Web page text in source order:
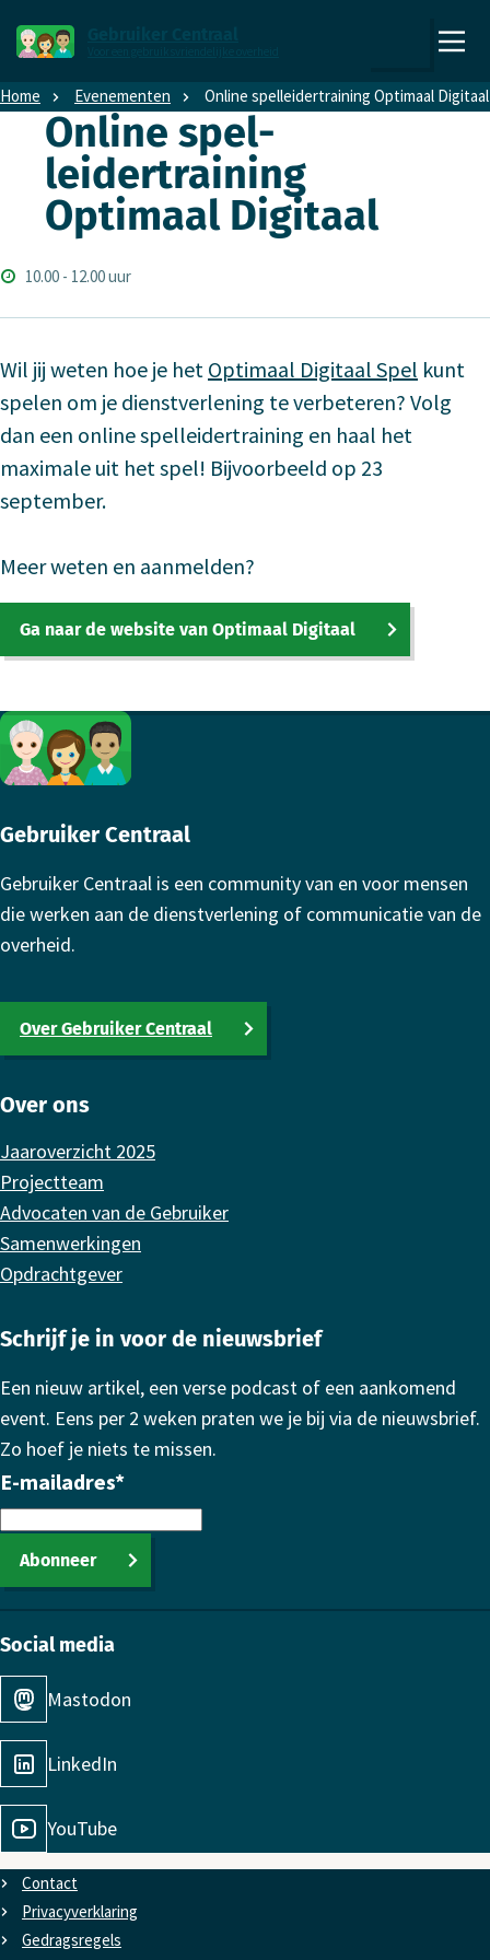
naar
de
homepage
Home Evenementen Online spel­leidertraining Optimaal Digitaal
Online spel­
leidertraining
Optimaal Digitaal
AanvangBegintijd
10.00 - einde
12.00 uur
Wil jij weten hoe je het Optimaal Digitaal Spel kunt
spelen om je dienstverlening te verbeteren? Volg
dan een online spelleidertraining en haal het
maximale uit het spel! Bijvoorbeeld op 23
september.
Meer weten en aanmelden?
Ga naar de website van Optimaal Digitaal
Footer
Gebruiker Centraal
Gebruiker Centraal is een community van en voor mensen
die werken aan de dienstverlening of communicatie van de
overheid.
Over Gebruiker Centraal
Over ons
Jaaroverzicht 2025
Projectteam
Advocaten van de Gebruiker
Samenwerkingen
Opdrachtgever
Schrijf je in voor de nieuwsbrief
Een nieuw artikel, een verse podcast of een aankomend
event. Eens per 2 weken praten we je bij via de nieuwsbrief.
Zo hoef je niets te missen.
E-mailadres*
Abonneer
Social media
Mastodon
LinkedIn
YouTube
Contact
Privacyverklaring
Gedragsregels